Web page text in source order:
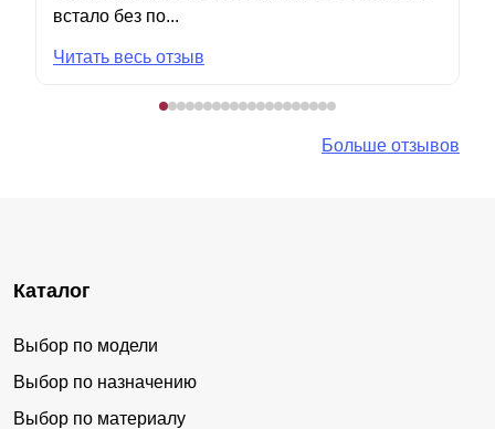
встало без по...
Читать весь отзыв
Больше отзывов
Каталог
Выбор по модели
Выбор по назначению
Выбор по материалу